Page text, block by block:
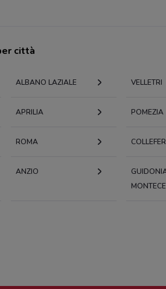
città
ALBANO LAZIALE VELLETRI
APRILIA POMEZIA
ROMA
ANZIO